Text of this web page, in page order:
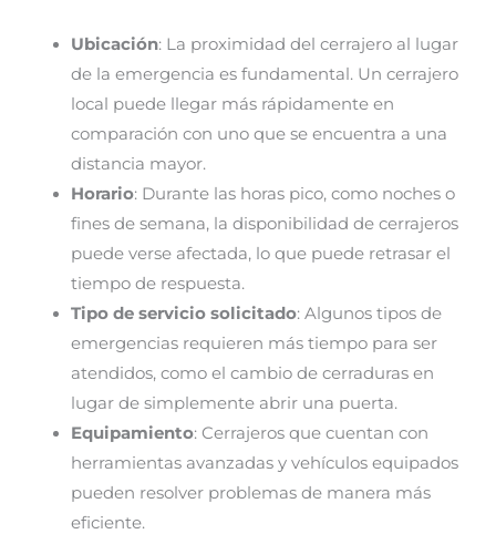
Ubicación: La proximidad del cerrajero al lugar
de la emergencia es fundamental. Un cerrajero
local puede llegar más rápidamente en
comparación con uno que se encuentra a una
distancia mayor.
Horario: Durante las horas pico, como noches o
fines de semana, la disponibilidad de cerrajeros
puede verse afectada, lo que puede retrasar el
tiempo de respuesta.
Tipo de servicio solicitado: Algunos tipos de
emergencias requieren más tiempo para ser
atendidos, como el cambio de cerraduras en
lugar de simplemente abrir una puerta.
Equipamiento: Cerrajeros que cuentan con
herramientas avanzadas y vehículos equipados
pueden resolver problemas de manera más
eficiente.